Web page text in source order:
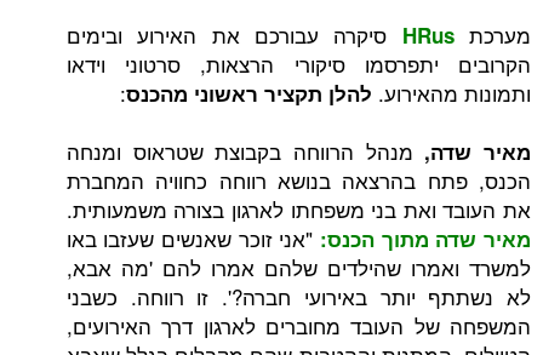
סיקרה עבורכם את האירוע ובימים
סיקורי הרצאות, סרטוני וידאו
להלן תקציר ראשוני מהכנס:
מנהל הרווחה בקבוצת שטראוס ומנחה
בהרצאה בנושא רווחה כחוויה המחברת
בני משפחתו לארגון בצורה משמעותית.
מתוך הכנס:"אני זוכר שאנשים שעזבו באו
שהילדים שלהם אמרו להם 'מה אבא,
יותר באירועי חברה?'. זו רווחה. כשבני
העובד מחוברים לארגון דרך האירועים,